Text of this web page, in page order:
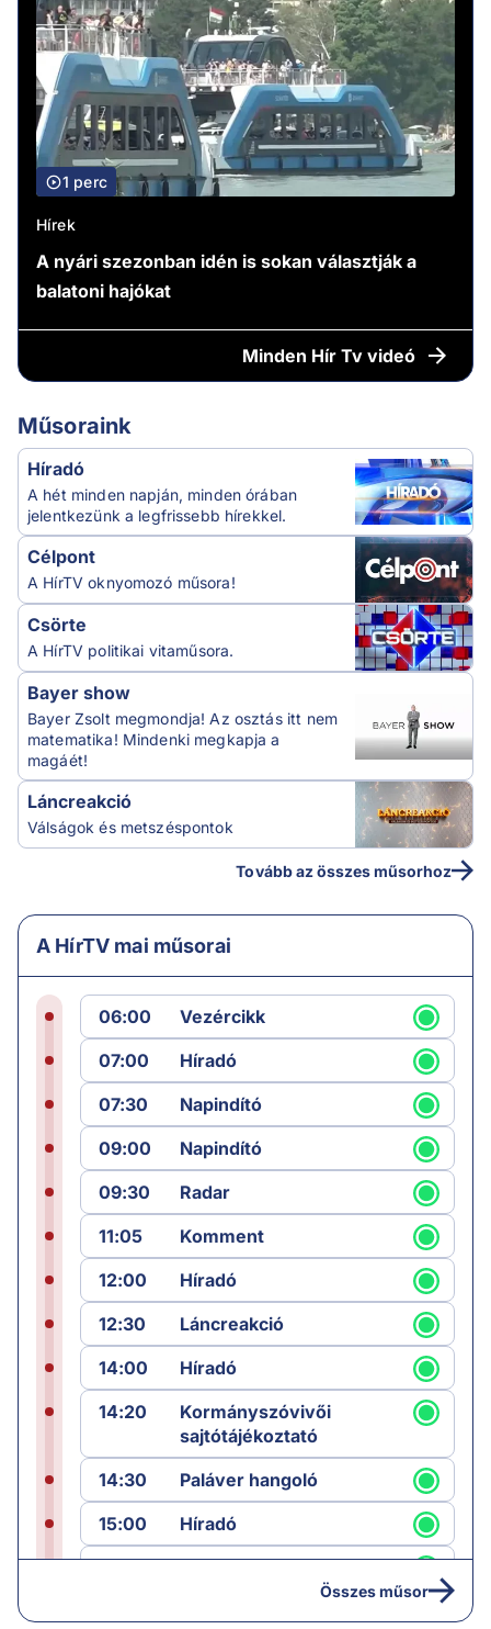
1 perc
Hírek
A nyári szezonban idén is sokan választják a
balatoni hajókat
Minden Hír Tv videó
Műsoraink
Híradó
A hét minden napján, minden órában
jelentkezünk a legfrissebb hírekkel.
Célpont
A HírTV oknyomozó műsora!
Csörte
A HírTV politikai vitaműsora.
Bayer show
Bayer Zsolt megmondja! Az osztás itt nem
matematika! Mindenki megkapja a
magáét!
Láncreakció
Válságok és metszéspontok
Tovább az összes műsorhoz
A HírTV mai műsorai
06:00
Vezércikk
07:00
Híradó
07:30
Napindító
09:00
Napindító
09:30
Radar
11:05
Komment
12:00
Híradó
12:30
Láncreakció
14:00
Híradó
14:20
Kormányszóvivői
sajtótájékoztató
14:30
Paláver hangoló
15:00
Híradó
Összes műsor